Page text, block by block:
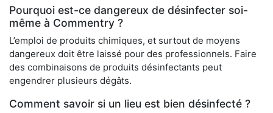
Pourquoi est-ce dangereux de désinfecter soi-
même à Commentry ?
L’emploi de produits chimiques, et surtout de moyens
dangereux doit être laissé pour des professionnels. Faire
des combinaisons de produits désinfectants peut
engendrer plusieurs dégâts.
Comment savoir si un lieu est bien désinfecté ?